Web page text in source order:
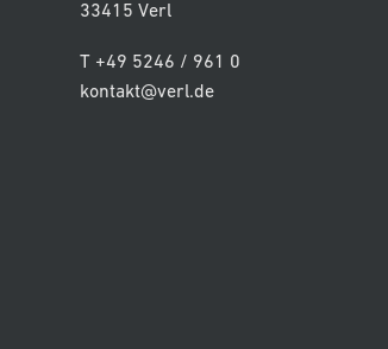
33415 Verl
T +49 5246 / 961 0
kontakt@verl.de